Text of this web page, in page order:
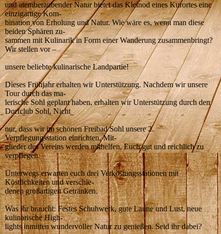
und atemberaubender Natur bietet das Kleinod eines Kurortes eine
einzigartige Kom-
bination von Erholung und Natur. Wie wäre es, wenn man diese
beiden Sphären zu-
sammen mit Kulinarik in Form einer Wanderung zusammenbringt?
Wir stellen vor –
unsere beliebte kulinarische Landpartie!
Dieses Frühjahr erhalten wir Unterstützung. Nachdem wir unsere
Tour durch das ma-
lerische Sohl geplant haben, erhalten wir Unterstützung durch den
Dorfclub Sohl. Nicht
nur, dass wir im schönen Freibad Sohl unsere 2.
Verpflegungsstation einrichten, Mit-
glieder des Vereins werden mithelfen, Euch gut und reichlich zu
verpflegen.
Unterwegs erwarten euch drei Verkostungsstationen mit
Köstlichkeiten und verschie-
denen großartigen Getränken.
Was ihr braucht: Festes Schuhwerk, gute Laune und Lust, neue
kulinarische High-
lights inmitten wundervoller Natur zu genießen. Seid ihr dabei?